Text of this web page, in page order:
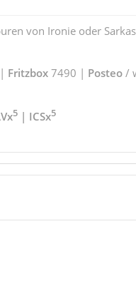
von Ironie oder
Fritzbox7490 | Posteo/
5| ICSx5